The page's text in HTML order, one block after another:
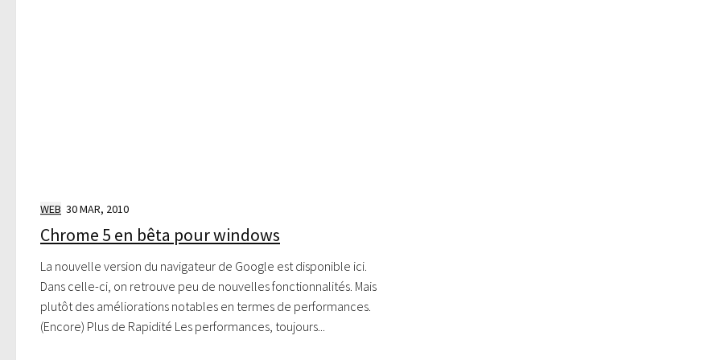
WEB 30 MAR, 2010
Chrome 5 en bêta pour windows
La nouvelle version du navigateur de Google est disponible ici.
Dans celle-ci, on retrouve peu de nouvelles fonctionnalités. Mais
plutôt des améliorations notables en termes de performances.
(Encore) Plus de Rapidité Les performances, toujours...